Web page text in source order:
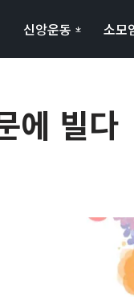
신앙운동 소모
에 빌다